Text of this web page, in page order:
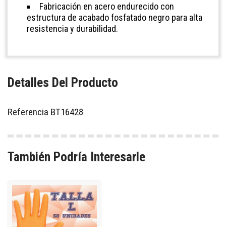
Fabricación en acero endurecido con
estructura de acabado fosfatado negro para alta
resistencia y durabilidad.
Detalles Del Producto
Referencia BT16428
También Podría Interesarle